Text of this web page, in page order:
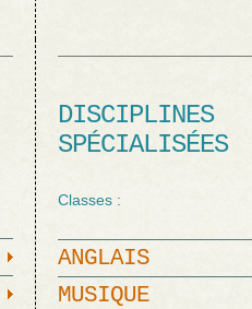
DISCIPLINES
SPÉCIALISÉES
Classes :
ANGLAIS
MUSIQUE